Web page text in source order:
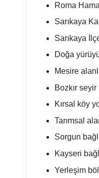
Roma
Sarıkaya
Sarıkaya
Doğa
Mesire
Bozkır seyir
Kırsal köy
Tarımsal
Sorgun
Kayseri
Yerleşim